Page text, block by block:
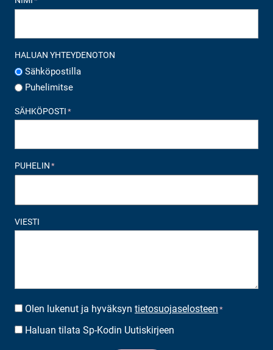
HALUAN YHTEYDENOTON
Sähköpostilla
Puhelimitse
SÄHKÖPOSTI *
PUHELIN *
VIESTI
SUOSTUMUS*
Olen lukenut ja hyväksyn tietosuojaselosteen *
UUTISKIRJEEN
Haluan tilata Sp-Kodin Uutiskirjeen